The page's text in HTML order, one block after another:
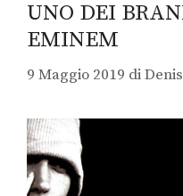
UNO DEI
EMINEM
9 Maggio 2019 di